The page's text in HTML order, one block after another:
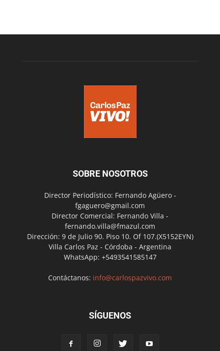
SOBRE NOSOTROS
Director Periodístico: Fernando Agüero -
fgaguero@gmail.com
Director Comercial: Fernando Villa -
fernando.villa@fmazul.com
Dirección: 9 de Julio 90. Piso 10. Of 107.(X5152EYN)
Villa Carlos Paz - Córdoba - Argentina
WhatsApp: +5493541585147
Contáctanos: info@carlospazvivo.com
SÍGUENOS